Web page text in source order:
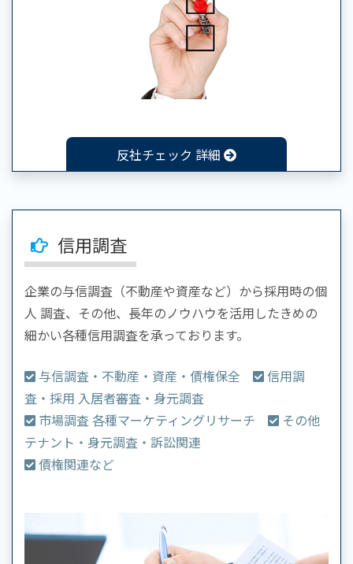
反社チェック 詳細
信用調査
企業の与信調査（不動産や資産など）から採用時の個
人 調査、その他、長年のノウハウを活用したきめの
細かい各種信用調査を承っております。
与信調査・不動産・資産・債権保全
信用調
査・採用 入居者審査・身元調査
市場調査 各種マーケティングリサーチ
その他
テナント・身元調査・訴訟関連
債権関連など